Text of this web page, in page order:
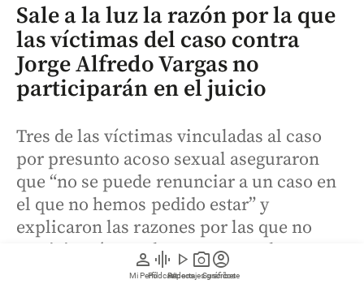
person
Mi Perfil
graphic_eq
Pódcast
play_arrow
Videos
photo_camera
Reportajes gráficos
account_circle
Suscríbete
Sale a la luz la razón por la que
las víctimas del caso contra
Jorge Alfredo Vargas no
participarán en el juicio
Tres de las víctimas vinculadas al caso
por presunto acoso sexual aseguraron
que “no se puede renunciar a un caso en
el que no hemos pedido estar” y
explicaron las razones por las que no
participarán en el proceso penal.